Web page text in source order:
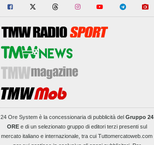
24 Ore Systemè la concessionaria di pubblicità del Gruppo 24
OREe di un selezionato gruppo di editori terzi presenti sul
mercato italiano e internazionale, tra cui Tuttomercatoweb.com